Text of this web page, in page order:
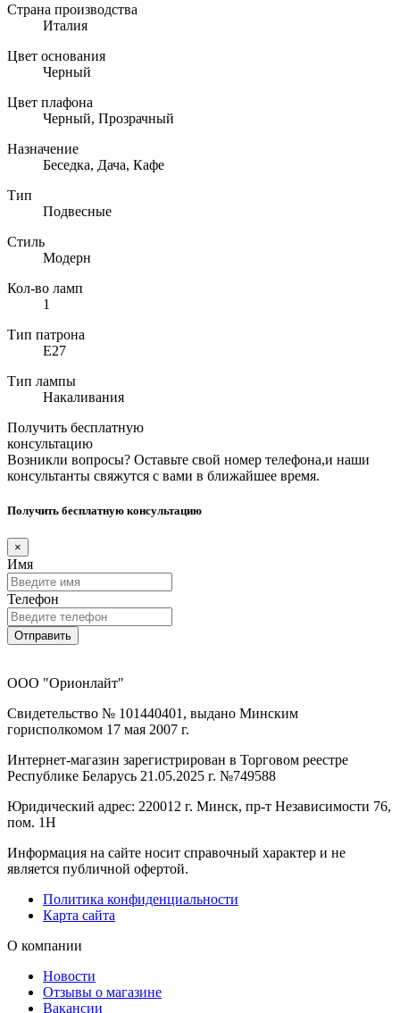
Страна производства
Италия
Цвет основания
Черный
Цвет плафона
Черный, Прозрачный
Назначение
Беседка, Дача, Кафе
Тип
Подвесные
Стиль
Модерн
Кол-во ламп
1
Тип патрона
E27
Тип лампы
Накаливания
Получить бесплатную
консультацию
Возникли вопросы? Оставьте свой номер телефона,и наши
консультанты свяжутся с вами в ближайшее время.
Получить бесплатную консультацию
×
Имя
Телефон
Отправить
ООО "Орионлайт"
Свидетельство № 101440401, выдано Минским
горисполкомом 17 мая 2007 г.
Интернет-магазин зарегистрирован в Торговом реестре
Республике Беларусь 21.05.2025 г. №749588
Юридический адрес: 220012 г. Минск, пр-т Независимости 76,
пом. 1Н
Информация на сайте носит справочный характер и не
является публичной офертой.
Политика конфиденциальности
Карта сайта
О компании
Новости
Отзывы о магазине
Вакансии